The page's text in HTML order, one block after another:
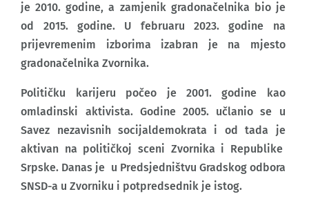
je 2010. godine, a zamjenik gradonačelnika bio je
od 2015. godine. U februaru 2023. godine na
prijevremenim izborima izabran je na mjesto
gradonačelnika Zvornika.
Političku karijeru počeo je 2001. godine kao
omladinski aktivista. Godine 2005. učlanio se u
Savez nezavisnih socijaldemokrata i od tada je
aktivan na političkoj sceni Zvornika i Republike
Srpske. Danas je u Predsjedništvu Gradskog odbora
SNSD-a u Zvorniku i potpredsednik je istog.